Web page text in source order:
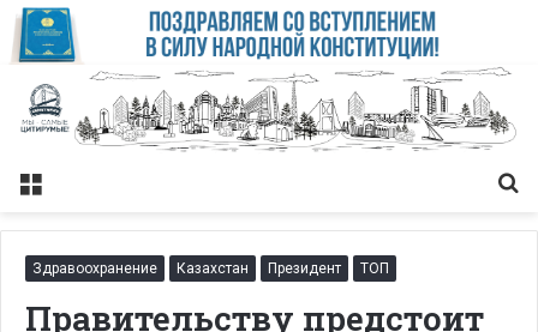
Меню
Здравоохранение Казахстан Президент ТОП
Правительству предстоит